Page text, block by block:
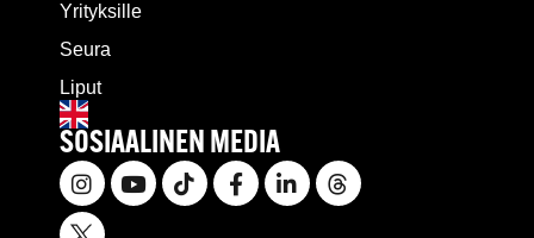
Yrityksille
Seura
Liput
SOSIAALINEN MEDIA